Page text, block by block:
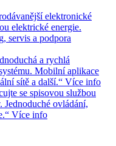
elektronické
elektrické energie.
servis a podpora
a rychlá
Mobilní aplikace
sítě a další.“ Více info
se spisovou službou
ovládání,
Více info